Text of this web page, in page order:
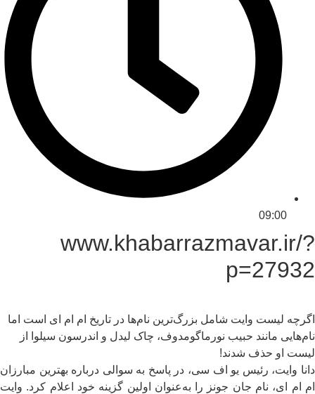
09:00
www.khabarrazmavar.ir/?
p=27932
اگرچه لیست وایت شامل بزرگ‌ترین نام‌ها در تاریخ ام ام ای است اما
نام‌هایی مانند حبیب نورماگومدوف، چاک لیدل و اندرسون سیلوا از
لیست او حذف شدند!
دانا وایت، رئیس یو اف سی، در پاسخ به سوالی درباره بهترین مبارزان
ام ام ای، نام جان جونز را به‌عنوان اولین گزینه خود اعلام کرد. وایت